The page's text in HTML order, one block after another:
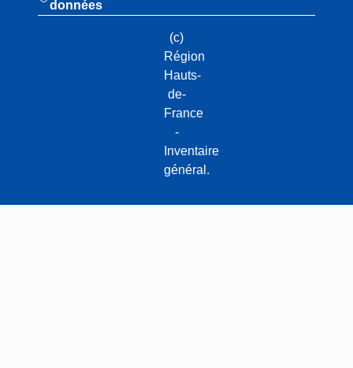
données
(c)
Région
Hauts-
de-
France
-
Inventaire
général.